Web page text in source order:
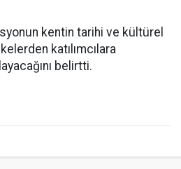
kentin tarihi ve kültürel
katılımcılara
belirtti.